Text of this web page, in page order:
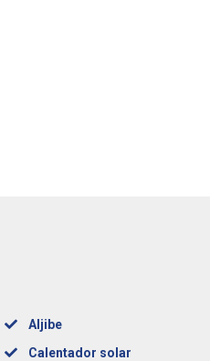
Aljibe
Calentador solar